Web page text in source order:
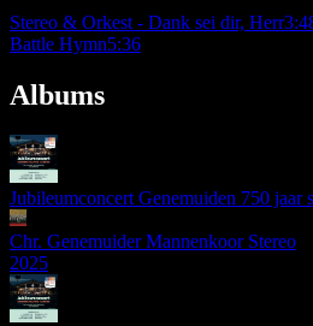
Stereo & Orkest - Dank sei dir, Herr
Battle Hymn5:36
Albums
Jubileumconcert Genemuiden 750
Chr. Genemuider Mannenkoor Stereo
2025